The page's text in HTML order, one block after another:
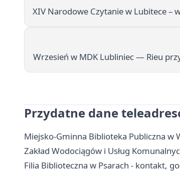
XIV Narodowe Czytanie w Lubitece –
Wrzesień w MDK Lubliniec — Rieu
Przydatne dane
Miejsko-Gminna Biblioteka Publiczna w
Zakład Wodociągów i Usług
Filia Biblioteczna w Psarach - kontakt,